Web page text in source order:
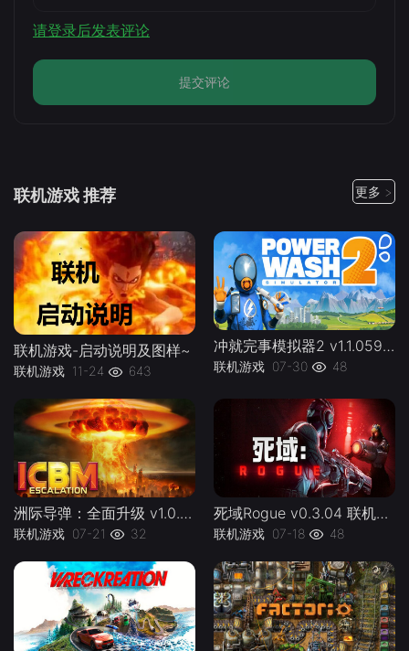
请登录后发表评论
提交评论
联机游戏 推荐 更多 >
联机游戏-启动说明及图样~
联机游戏 11-24 643
冲就完事模拟器2 v1.1.059联机PowerWash.Simulator.2.v1.1.059kj -下载-游戏本体-绿色免安装-解压即玩~
联机游戏 07-30 48
洲际导弹：全面升级 v1.0.0 联机 ICBM lj -下载-游戏本体-绿色免安装-解压即玩~
联机游戏 07-21 32
死域Rogue v0.3.04 联机Deadzone Rogue lj -下载-游戏本体-绿色免安装-解压即玩~
联机游戏 07-18 48